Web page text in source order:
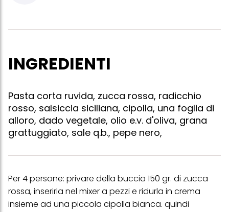
INGREDIENTI
Pasta corta ruvida, zucca rossa, radicchio
rosso, salsiccia siciliana, cipolla, una foglia di
alloro, dado vegetale, olio e.v. d'oliva, grana
grattuggiato, sale q.b., pepe nero,
Per 4 persone: privare della buccia 150 gr. di zucca
rossa, inserirla nel mixer a pezzi e ridurla in crema
insieme ad una piccola cipolla bianca. quindi